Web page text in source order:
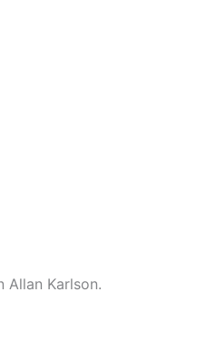
Allan Karlson.